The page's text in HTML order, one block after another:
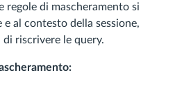
regole di mascheramento si
al contesto della sessione,
riscrivere le query.